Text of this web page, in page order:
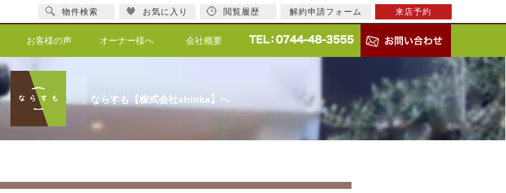
お客様の声 オーナー様へ 会社概要
ならすも【株式会社shinka】へ
物件検索 お気に入り 閲覧履歴 解約申請フォーム 来店予約